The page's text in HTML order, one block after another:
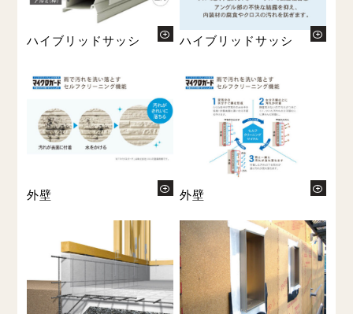
ハイブリッドサッシ ハイブリッドサッシ
外壁 外壁